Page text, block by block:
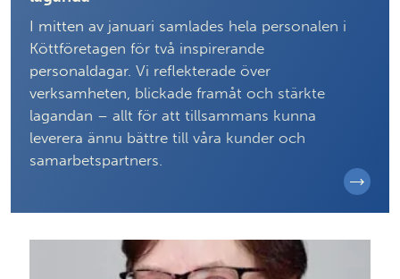
I mitten av januari samlades hela personalen i
Köttföretagen för två inspirerande
personaldagar. Vi reflekterade över
verksamheten, blickade framåt och stärkte
lagandan – allt för att tillsammans kunna
leverera ännu bättre till våra kunder och
samarbetspartners.